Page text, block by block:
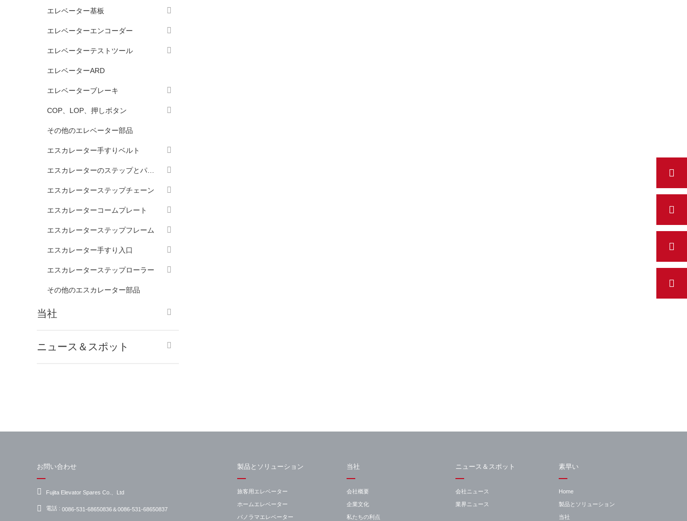
エレベーター基板
エレベーターエンコーダー
エレベーターテストツール
エレベーターARD
エレベーターブレーキ
COP、LOP、押しボタン
その他のエレベーター部品
エスカレーター手すりベルト
エスカレーターステップチェーン
エスカレーターコームプレート
エスカレーターステップフレーム
エスカレーター手すり入口
エスカレーターステップローラー
その他のエスカレーター部品
当社
ニュース＆スポット
お問い合わせ
Fujita Elevator Spares Co.、Ltd
電話 : 0086-531-68650836＆0086-531-68650837
製品とソリューション
旅客用エレベーター
ホームエレベーター
パノラマエレベーター
当社
会社概要
企業文化
私たちの利点
ニュース＆スポット
会社ニュース
業界ニュース
素早い
Home
製品とソリューション
当社